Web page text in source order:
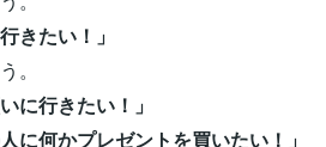
きたい！」
。
に行きたい！」
に何かプレゼントを買いたい！」